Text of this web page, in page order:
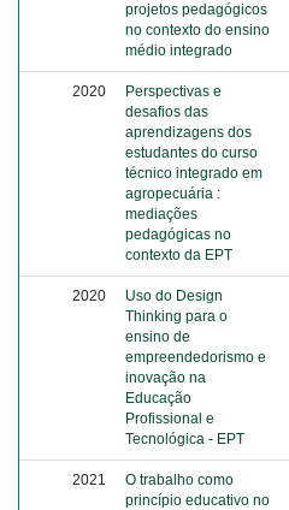
projetos pedagógicos
no contexto do ensino
médio integrado
2020
Perspectivas e
desafios das
aprendizagens dos
estudantes do curso
técnico integrado em
agropecuária :
mediações
pedagógicas no
contexto da EPT
2020
Uso do Design
Thinking para o
ensino de
empreendedorismo e
inovação na
Educação
Profissional e
Tecnológica - EPT
2021
O trabalho como
princípio educativo no